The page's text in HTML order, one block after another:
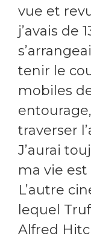
vue et
j’avais de
tenir le
mobiles
traverser
J’aurai
ma vie
L’autre
lequel
Alfred